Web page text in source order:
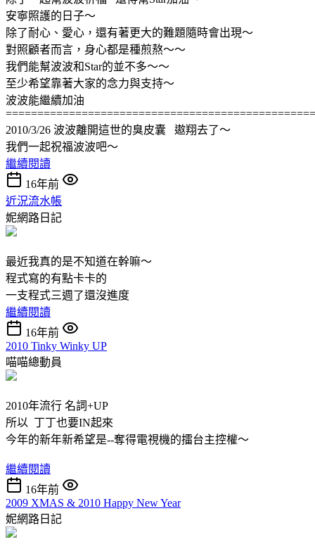
安寧照護的日子～
除了耐心、愛心，還有著更大的難題隨時會出現～
對照顧者而言，身心都是種煎熬～～
我們能幫波波和Star的並不多～～
至少希望靠著大家的念力與支持～
波波能繼續加油
2010/3/26 波波離開這世的臭皮囊 遨翔去了～
我們一起祝福波波吧～
繼續閱讀
16年前
近況流水帳
妮網路日記
最近我真的是不知道在幹嘛～
程式寫的有點卡卡的
一支程式三週了還沒進度
繼續閱讀
16年前
2010 Tinky Winky UP
喵喵總動員
2010年流行 名詞+UP
所以 丁丁也要IN起來
今年的新年新希望是--奪得電視機的擂台主控權～
繼續閱讀
16年前
2009 XMAS & 2010 Happy New Year
妮網路日記